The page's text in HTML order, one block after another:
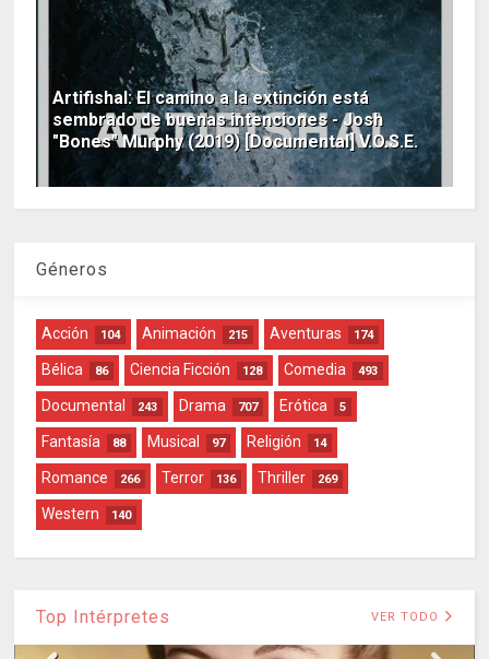
Artifishal: El camino a la extinción está
sembrado de buenas intenciones - Josh
"Bones" Murphy (2019) [Documental] V.O.S.E.
Géneros
Acción 104 Animación 215 Aventuras 174
Bélica 86 Ciencia Ficción 128 Comedia 493
Documental 243 Drama 707 Erótica 5
Fantasía 88 Musical 97 Religión 14
Romance 266 Terror 136 Thriller 269
Western 140
Top Intérpretes VER TODO